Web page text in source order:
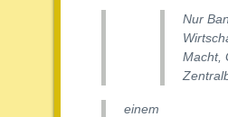
Nur
Macht,
einem